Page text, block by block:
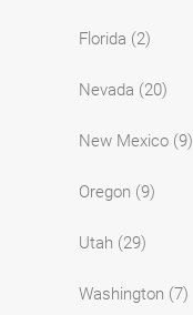
Florida (2)
Nevada (20)
New Mexico (9)
Oregon (9)
Utah (29)
Washington (7)